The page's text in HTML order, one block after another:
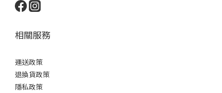
相關服務
運送政策
退換貨政策
隱私政策